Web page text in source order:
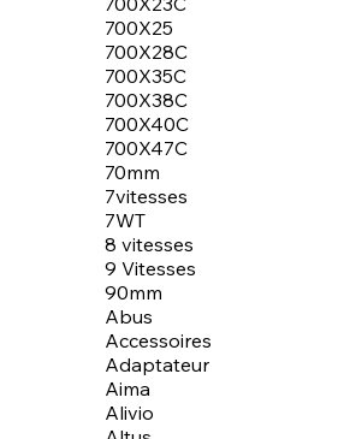
700X25
700X28C
700X35C
700X38C
700X40C
700X47C
70mm
7vitesses
7WT
8 vitesses
9 Vitesses
90mm
Abus
Accessoires
Adaptateur
Aima
Alivio